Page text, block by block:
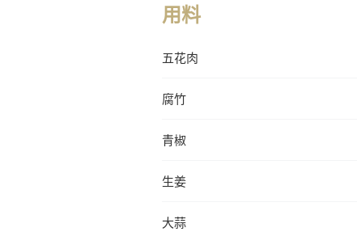
用料
五花肉
腐竹
青椒
生姜
大蒜